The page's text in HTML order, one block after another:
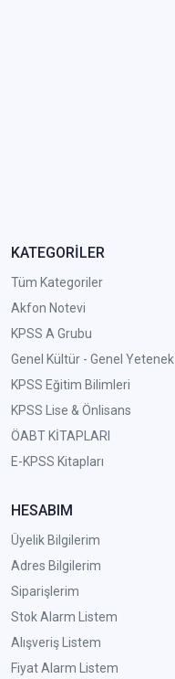
KATEGORİLER
Tüm Kategoriler
Akfon Notevi
KPSS A Grubu
Genel Kültür - Genel Yetenek
KPSS Eğitim Bilimleri
KPSS Lise & Önlisans
ÖABT KİTAPLARI
E-KPSS Kitapları
HESABIM
Üyelik Bilgilerim
Adres Bilgilerim
Siparişlerim
Stok Alarm Listem
Alışveriş Listem
Fiyat Alarm Listem